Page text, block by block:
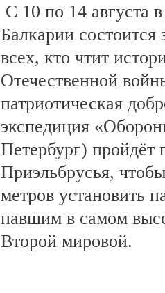
С 10 по 14 августа
Балкарии состоится
всех, кто чтит
Отечественной
патриотическая
экспедиция
Петербург) пройдёт
Приэльбрусья,
метров установить
павшим в самом
Второй мировой.